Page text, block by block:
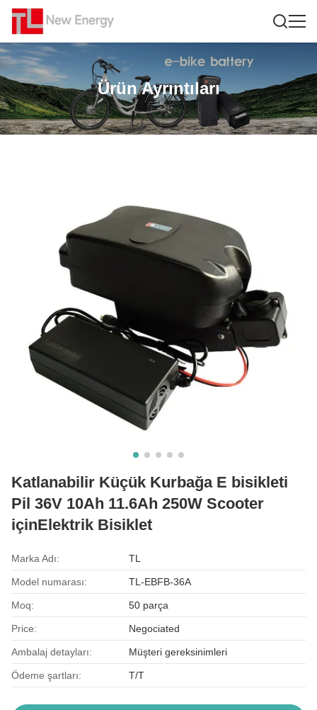
Ürün Ayrıntıları
Katlanabilir Küçük Kurbağa E bisikleti
Pil 36V 10Ah 11.6Ah 250W Scooter
içinElektrik Bisiklet
Marka Adı: TL
Model numarası: TL-EBFB-36A
Moq: 50 parça
Price: Negociated
Ambalaj detayları: Müşteri gereksinimleri
Ödeme şartları: T/T